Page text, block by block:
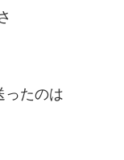
たのは